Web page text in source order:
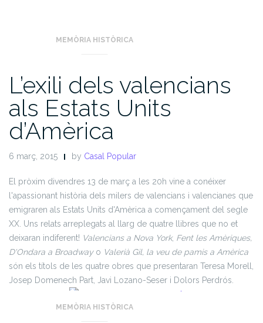
MEMÒRIA HISTÒRICA
L’exili dels valencians
als Estats Units
d’Amèrica
6 març, 2015 by Casal Popular
El pròxim divendres 13 de març a les 20h vine a conéixer
l'apassionant història dels milers de valencians i valencianes que
emigraren als Estats Units d'Amèrica a començament del segle
XX. Uns relats arreplegats al llarg de quatre llibres que no et
deixaran indiferent! Valencians a Nova York, Fent les Amèriques,
D'Ondara a Broadwayo Valerià Gil, la veu de pamis a Amèrica
són els títols de les quatre obres que presentaran Teresa Morell,
Josep Domenech Part, Javi Lozano-Seser i Dolors Perdrós.
MEMÒRIA HISTÒRICA